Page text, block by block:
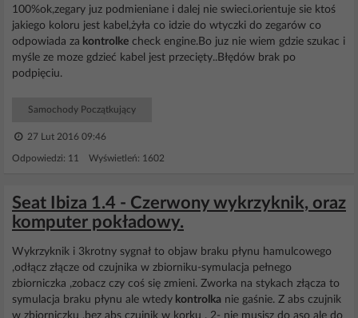
100%ok,zegary juz podmieniane i dalej nie swieci.orientuje sie ktoś
jakiego koloru jest kabel,żyła co idzie do wtyczki do zegarów co
odpowiada za kontrolke check engine.Bo juz nie wiem gdzie szukac i
myśle ze moze gdzieć kabel jest przecięty..Błędów brak po
podpięciu.
Samochody Początkujący
27 Lut 2016 09:46
Odpowiedzi: 11 Wyświetleń: 1602
Seat Ibiza 1.4 - Czerwony wykrzyknik, oraz
komputer pokładowy.
Wykrzyknik i 3krotny sygnał to objaw braku płynu hamulcowego
,odłącz złącze od czujnika w zbiorniku-symulacja pełnego
zbiorniczka ,zobacz czy coś się zmieni. Zworka na stykach złącza to
symulacja braku płynu ale wtedy kontrolka nie gaśnie. Z abs czujnik
w zbiorniczku ,bez abs czujnik w korku . 2- nie musisz do aso ale do